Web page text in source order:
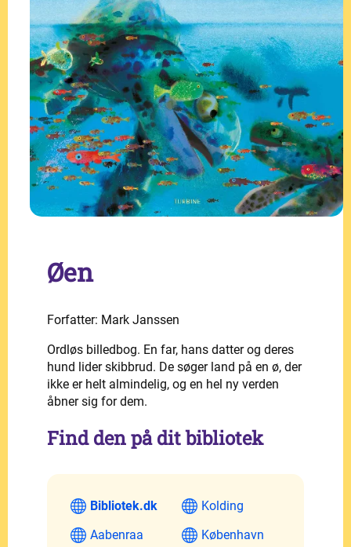
Øen
Forfatter: Mark Janssen
Ordløs billedbog. En far, hans datter og deres
hund lider skibbrud. De søger land på en ø, der
ikke er helt almindelig, og en hel ny verden
åbner sig for dem.
Find den på dit bibliotek
Bibliotek.dk
Aabenraa
Kolding
København